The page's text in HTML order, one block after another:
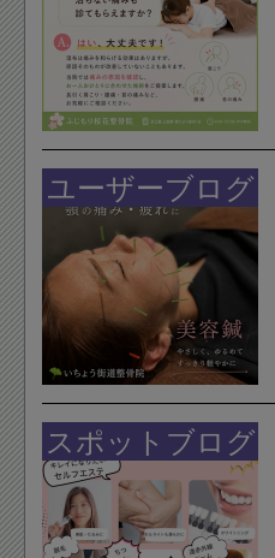
ユーザーブログ
スポットブログ